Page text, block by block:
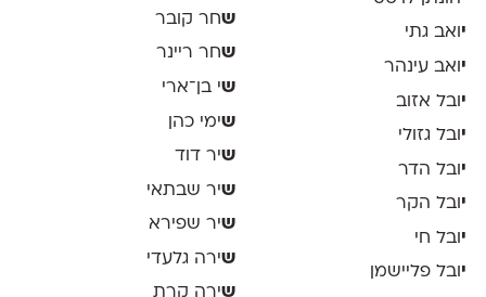
יואב גתי
י ואב עינהר
יובל אזוב
י ובל גזולי
י ובל הדר
יובל הקר
י ובל חי
יובל פליישמן
שחר קובר
שחר ריינר
שי בן־ארי
שימי כהן
שיר דוד
שיר שבתאי
שיר שפירא
שירה גלעדי
שירה קרת